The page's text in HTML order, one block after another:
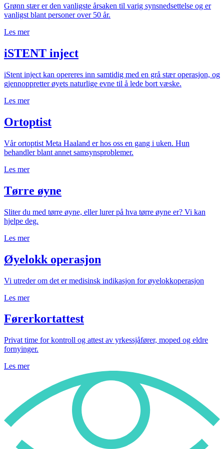
Grønn stær er den vanligste årsaken til varig synsnedsettelse og er
vanligst blant personer over 50 år.
Les mer
iSTENT inject
iStent inject kan opereres inn samtidig med en grå stær operasjon, og
gjennoppretter øyets naturlige evne til å lede bort væske.
Les mer
Ortoptist
Vår ortoptist Meta Haaland er hos oss en gang i uken. Hun
behandler blant annet samsynsproblemer.
Les mer
Tørre øyne
Sliter du med tørre øyne, eller lurer på hva tørre øyne er? Vi kan
hjelpe deg.
Les mer
Øyelokk operasjon
Vi utreder om det er medisinsk indikasjon for øyelokkoperasjon
Les mer
Førerkortattest
Privat time for kontroll og attest av yrkessjåfører, moped og eldre
fornyinger.
Les mer